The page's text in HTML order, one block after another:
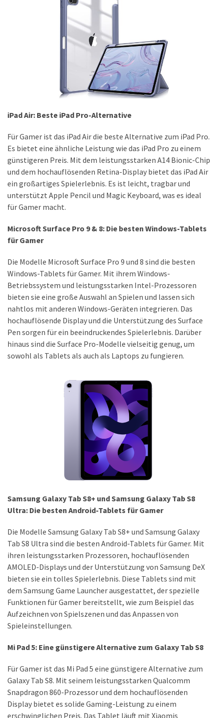
vs.
Wo
liegen
die
Unterschiede
und
was
besser
Kurzzeitreisende:
Welcher
Handy-
Tarif
ist
ideal
lokale
DSL
(23)
Tablets
Multimedia
(34)
Smartwatches
(13)
Handytarif
Angebote
(19)
Handytarif-
Vergleich
iPad Air: Beste iPad Pro-Alternative
Für Gamer ist das iPad Air die beste Alternative zum iPad Pro.
Es bietet eine ähnliche Leistung wie das iPad Pro zu einem
günstigeren Preis. Mit dem leistungsstarken A14 Bionic-Chip
und dem hochauflösenden Retina-Display bietet das iPad Air
ein großartiges Spielerlebnis. Es ist leicht, tragbar und
unterstützt Apple Pencil und Magic Keyboard, was es ideal
für Gamer macht.
Microsoft Surface Pro 9 & 8: Die besten Windows-Tablets
für Gamer
Die Modelle Microsoft Surface Pro 9 und 8 sind die besten
Windows-Tablets für Gamer. Mit ihrem Windows-
Betriebssystem und leistungsstarken Intel-Prozessoren
bieten sie eine große Auswahl an Spielen und lassen sich
nahtlos mit anderen Windows-Geräten integrieren. Das
hochauflösende Display und die Unterstützung des Surface
Pen sorgen für ein beeindruckendes Spielerlebnis. Darüber
hinaus sind die Surface Pro-Modelle vielseitig genug, um
sowohl als Tablets als auch als Laptops zu fungieren.
Samsung Galaxy Tab S8+ und Samsung Galaxy Tab S8
Ultra: Die besten Android-Tablets für Gamer
Die Modelle Samsung Galaxy Tab S8+ und Samsung Galaxy
Tab S8 Ultra sind die besten Android-Tablets für Gamer. Mit
ihren leistungsstarken Prozessoren, hochauflösenden
AMOLED-Displays und der Unterstützung von Samsung DeX
bieten sie ein tolles Spielerlebnis. Diese Tablets sind mit
dem Samsung Game Launcher ausgestattet, der spezielle
Funktionen für Gamer bereitstellt, wie zum Beispiel das
Aufzeichnen von Spielszenen und das Anpassen von
Spieleinstellungen.
Mi Pad 5: Eine günstigere Alternative zum Galaxy Tab S8
Für Gamer ist das Mi Pad 5 eine günstigere Alternative zum
Galaxy Tab S8. Mit seinem leistungsstarken Qualcomm
Snapdragon 860-Prozessor und dem hochauflösenden
Display bietet es solide Gaming-Leistung zu einem
erschwinglichen Preis. Das Tablet läuft mit Xiaomis